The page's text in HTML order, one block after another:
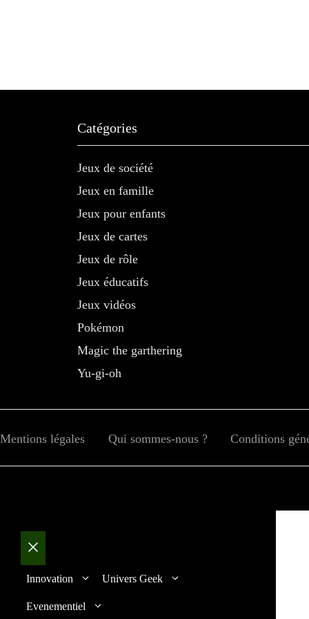
Catégories
Jeux de société
Jeux en famille
Jeux pour enfants
Jeux de cartes
Jeux de rôle
Jeux éducatifs
Jeux vidéos
Pokémon
Magic the garthering
Yu-gi-oh
Mentions légales Qui sommes-nous ? Conditions
Fermer
Innovation Univers Geek
Evenementiel